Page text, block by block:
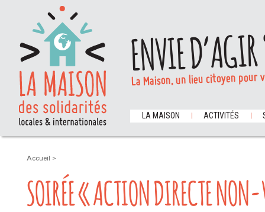
ENVIE
La Maison, un lieu citoyen
LA MAISON ACTIVITÉS
Accueil >
SOIRÉE « ACTION DIRECTE